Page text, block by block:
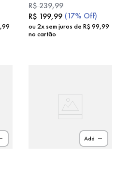
,99
R$239,99
R$ 199,99 (17% Off)
ou2x sem juros de R$ 99,99
no cartão
Add